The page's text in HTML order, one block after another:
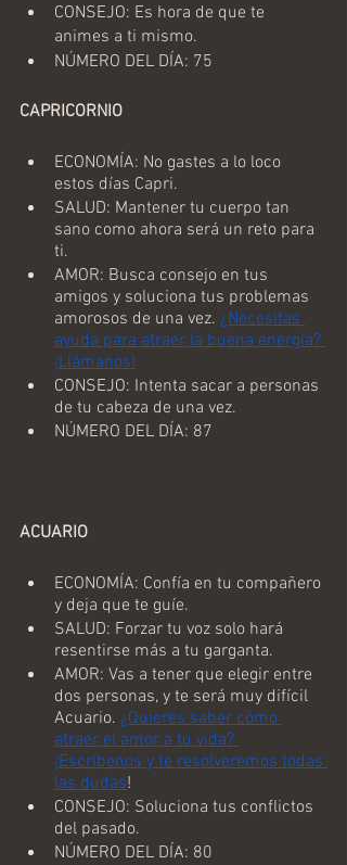
CONSEJO: Es hora de que te
animes a ti mismo.
NÚMERO DEL DÍA: 75
CAPRICORNIO
ECONOMÍA: No gastes a lo loco
estos días Capri.
SALUD: Mantener tu cuerpo tan
sano como ahora será un reto para
ti.
AMOR: Busca consejo en tus
amigos y soluciona tus problemas
amorosos de una vez. ¿Necesitas
ayuda para atraer la buena energía?
¡Llámanos!
CONSEJO: Intenta sacar a personas
de tu cabeza de una vez.
NÚMERO DEL DÍA: 87
ACUARIO
ECONOMÍA: Confía en tu compañero
y deja que te guíe.
SALUD: Forzar tu voz solo hará
resentirse más a tu garganta.
AMOR: Vas a tener que elegir entre
dos personas, y te será muy difícil
Acuario. ¿Quieres saber cómo
atraer el amor a tu vida?
¡Escríbenos y te resolveremos todas
las dudas!
CONSEJO: Soluciona tus conflictos
del pasado.
NÚMERO DEL DÍA: 80